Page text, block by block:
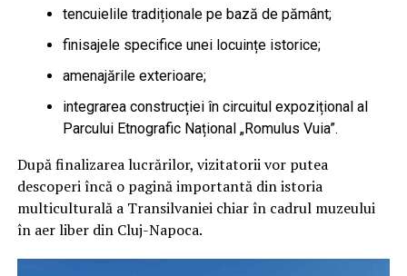
tencuielile tradiționale pe bază de pământ;
finisajele specifice unei locuințe istorice;
amenajările exterioare;
integrarea construcției în circuitul expozițional al
Parcului Etnografic Național „Romulus Vuia”.
După finalizarea lucrărilor, vizitatorii vor putea
descoperi încă o pagină importantă din istoria
multiculturală a Transilvaniei chiar în cadrul muzeului
în aer liber din Cluj-Napoca.